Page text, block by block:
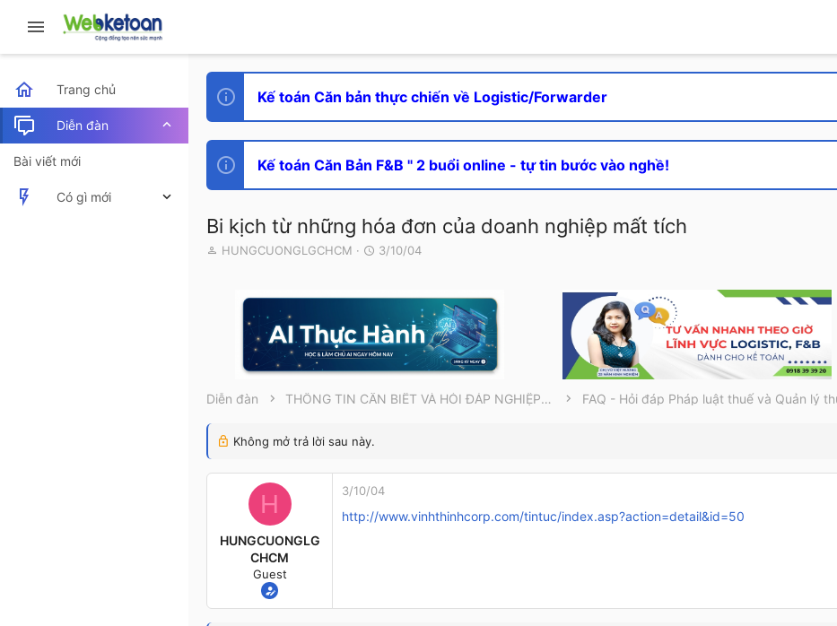
Trang chủ
Diễn đàn
Bài viết mới
Có gì mới
Kế toán Căn bản thực chiến về Logistic/Forwarder
Kế toán Căn Bản F&B " 2 buổi online - tự tin bước vào nghề!
Bi kịch từ những hóa đơn của doanh nghiệp mất tích
T
r
r
HUNGCUONGLGCHCM
N
y
ử
i
3/10/04
Diễn đàn THÔNG TIN CẦN BIẾT VÀ HỎI ĐÁP NGHIỆP VỤ FAQ - Hỏi đáp Pháp luật thuế và Quản lý
Không mở trả lời sau này.
H
HUNGCUONGLG
CHCM
Guest
3/10/04
http://www.vinhthinhcorp.com/tintuc/index.asp?action=detail&id=50